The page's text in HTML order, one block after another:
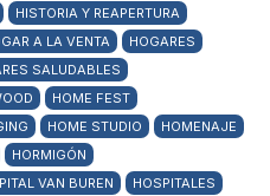
HISTORIA Y REAPERTURA
A LA VENTA
HOGARES
SALUDABLES
HOME FEST
HOME STUDIO
HOMENAJE
HORMIGÓN
VAN BUREN
HOSPITALES